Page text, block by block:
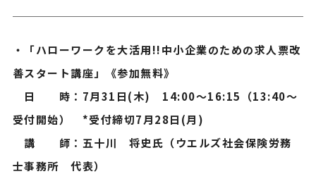
・「ハローワークを大活用!!中小企業のための求人票改
善スタート講座」《参加無料》
日 時：7月31日(木) 14:00～16:15（13:40～
受付開始） *受付締切7月28日(月)
講 師：五十川 将史氏（ウエルズ社会保険労務
士事務所 代表）